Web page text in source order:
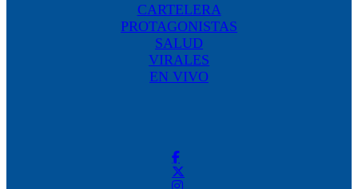
CARTELERA
PROTAGONISTAS
SALUD
VIRALES
EN VIVO